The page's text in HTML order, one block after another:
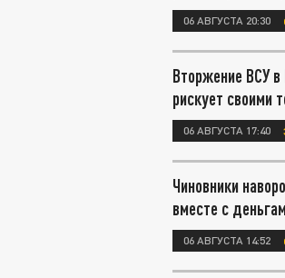
06 АВГУСТА 20:30
Вторжение ВСУ в
рискует своими
06 АВГУСТА 17:40
Чиновники
вместе с
06 АВГУСТА 14:52